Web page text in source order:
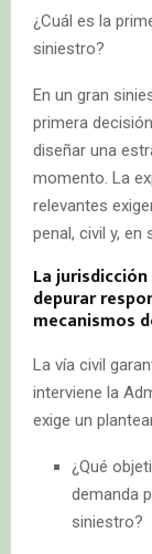
¿Cuál es la
siniestro?
En un gran
primera
diseñar una
momento. La
relevantes
penal, civil y,
La
depurar
mecanismos
La vía civil
interviene la
exige un
¿Qué
demanda
siniestro?